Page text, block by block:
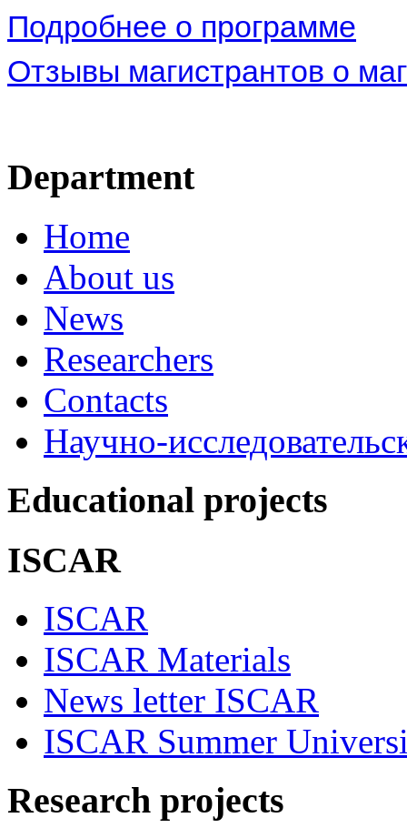
Подробнее о программе
Отзывы магистрантов о
Department
Home
About us
News
Researchers
Contacts
Научно-
Educational projects
ISCAR
ISCAR
ISCAR Materials
News letter ISCAR
ISCAR Summer
Research projects